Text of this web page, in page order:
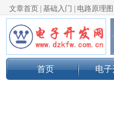
文章首页 基础入门 电路原理图
首页 电子